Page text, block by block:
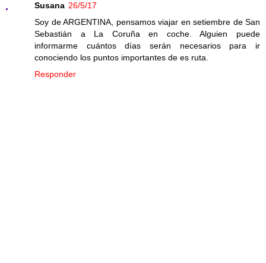
Susana 26/5/17
Soy de ARGENTINA, pensamos viajar en setiembre de San
Sebastián a La Coruña en coche. Alguien puede
informarme cuántos días serán necesarios para ir
conociendo los puntos importantes de es ruta.
Responder